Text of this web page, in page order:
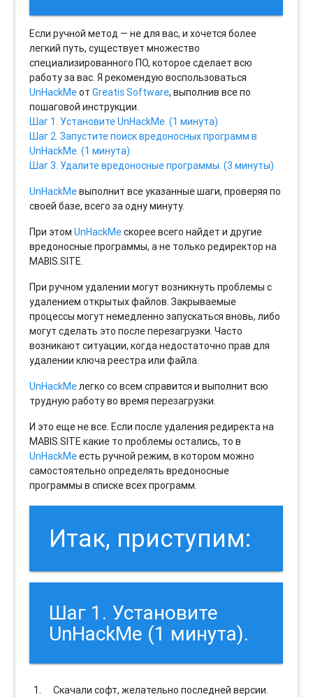
Если ручной метод — не для вас, и хочется более
легкий путь, существует множество
специализированного ПО, которое сделает всю
работу за вас. Я рекомендую воспользоваться
UnHackMeотGreatis Software, выполнив все по
пошаговой инструкции.
Шаг 1. Установите UnHackMe. (1 минута)
Шаг 2. Запустите поиск вредоносных программ в
UnHackMe. (1 минута)
Шаг 3. Удалите вредоносные программы. (3 минуты)
UnHackMeвыполнит все указанные шаги, проверяя по
своей базе, всего за одну минуту.
При этомUnHackMeскорее всего найдет и другие
вредоносные программы, а не только редиректор на
MABIS.SITE.
При ручном удалении могут возникнуть проблемы с
удалением открытых файлов. Закрываемые
процессы могут немедленно запускаться вновь, либо
могут сделать это после перезагрузки. Часто
возникают ситуации, когда недостаточно прав для
удалении ключа реестра или файла.
UnHackMeлегко со всем справится и выполнит всю
трудную работу во время перезагрузки.
И это еще не все. Если после удаления редиректа на
MABIS.SITE какие то проблемы остались, то в
UnHackMeесть ручной режим, в котором можно
самостоятельно определять вредоносные
программы в списке всех программ.
Итак, приступим:
Шаг 1. Установите
UnHackMe (1 минута).
Скачали софт, желательно последней версии.